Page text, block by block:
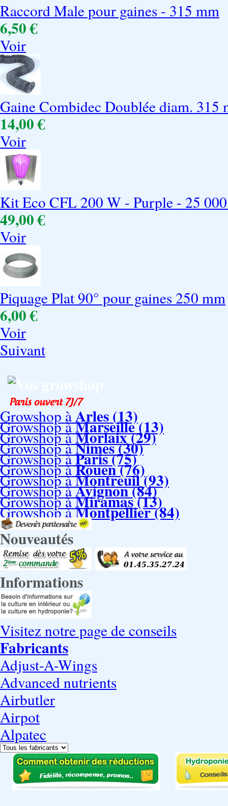
Raccord Male pour gaines - 315 mm
6,50 €
Voir
Gaine Combidec Doublée diam. 315
14,00 €
Voir
Kit Eco CFL 200 W - Purple - 25
49,00 €
Voir
Piquage Plat 90° pour gaines 250 mm
6,00 €
Voir
Suivant
Growshop àArles (13)
Growshop àMarseille (13)
Growshop àMorlaix (29)
Growshop àNimes (30)
Growshop àParis (75)
Growshop àRouen (76)
Growshop àMontreuil (93)
Growshop àAvignon (84)
Growshop àMiramas (13)
Growshop àMontpellier (84)
Nouveautés
Informations
Visitez notre page de conseils
Fabricants
Adjust-A-Wings
Advanced nutrients
Airbutler
Airpot
Alpatec